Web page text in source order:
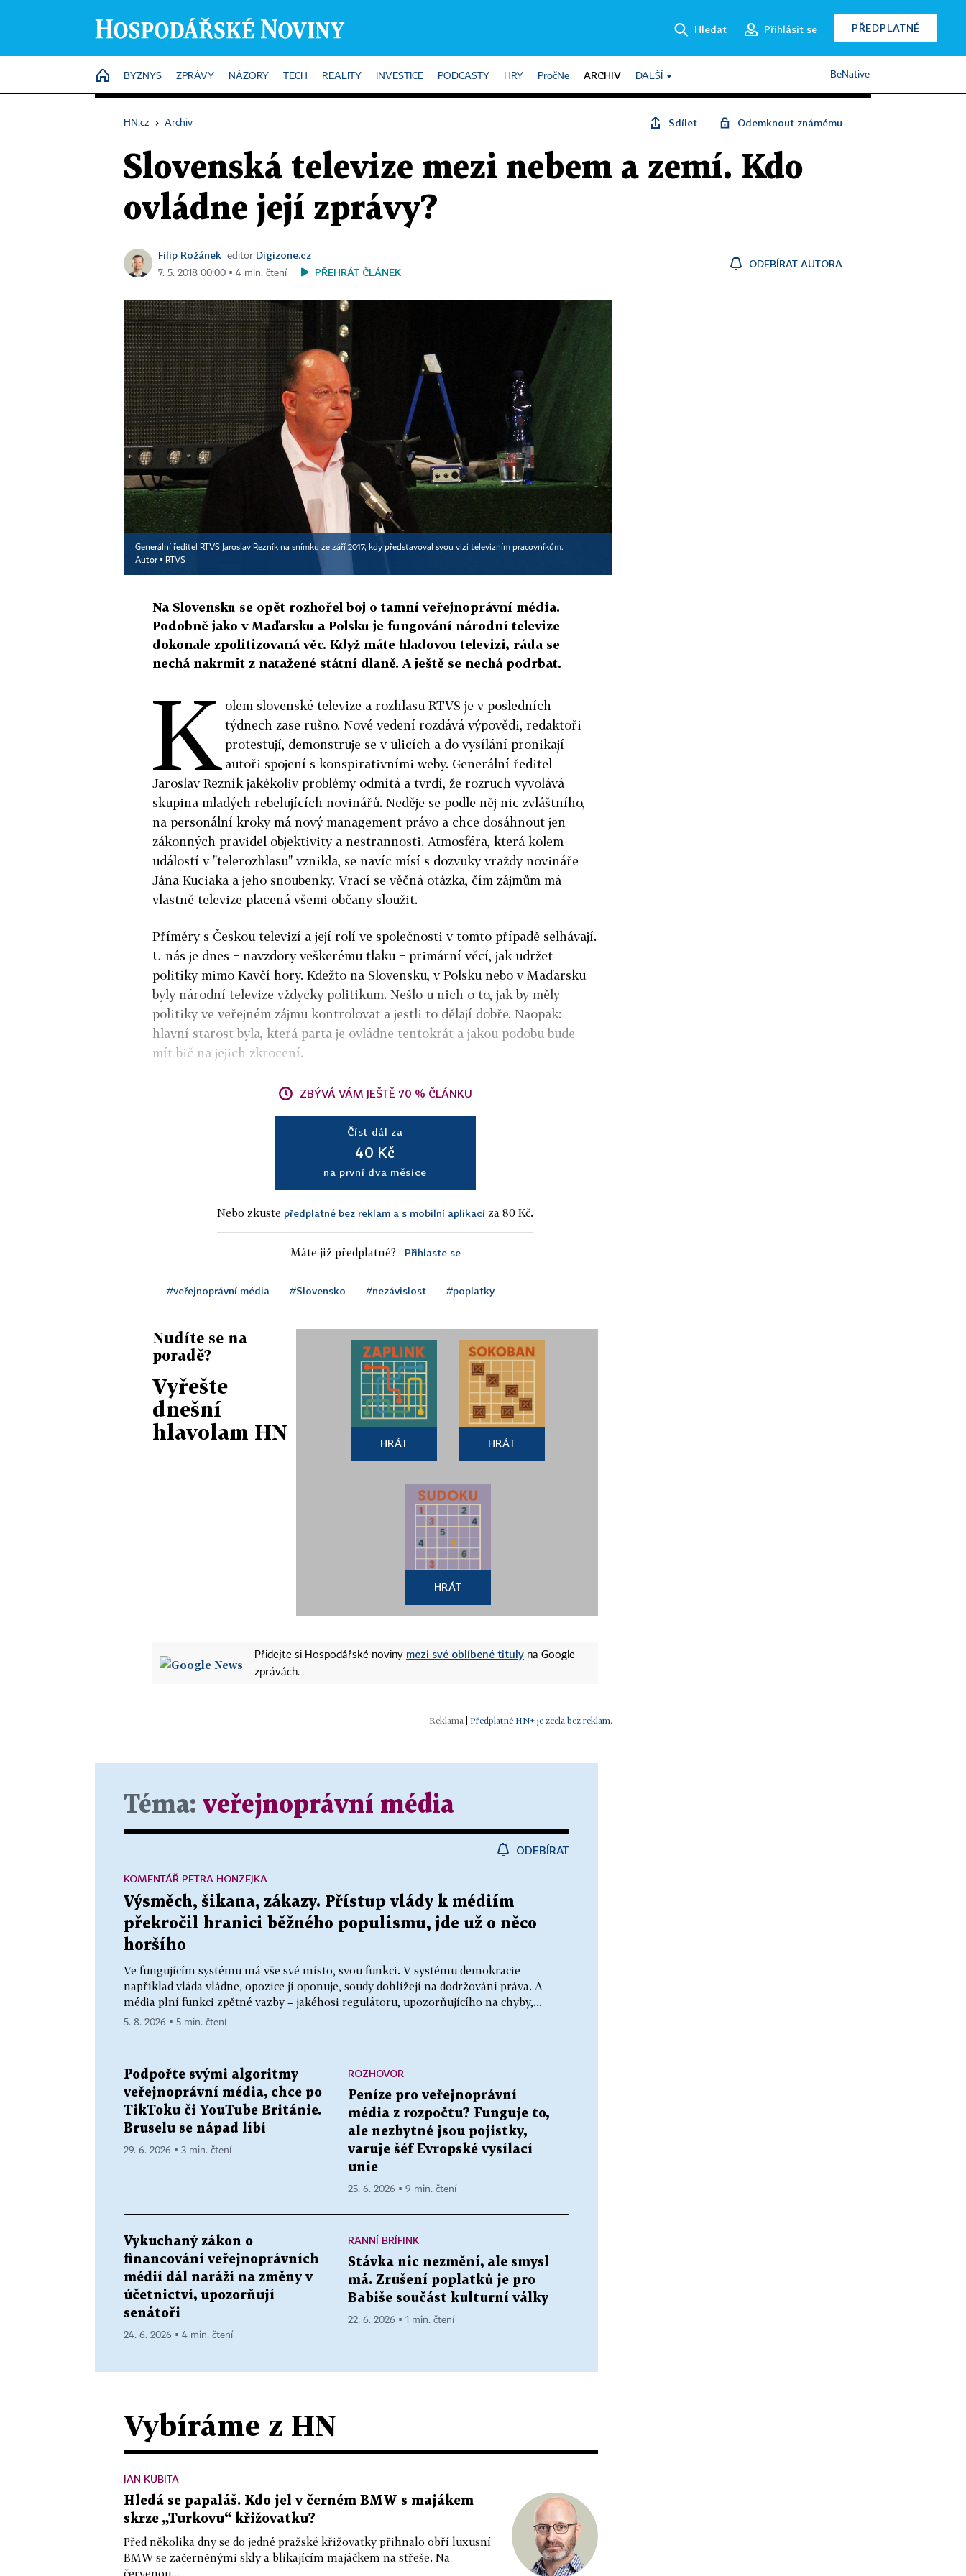
Hledat Přihlásit se PŘEDPLATNÉ
HOME
BYZNYS ZPRÁVY NÁZORY TECH REALITY INVESTICE PODCASTY HRY PročNe ARCHIV DALŠÍ BeNative
HN.cz › Archiv Sdílet Odemknout známému
Slovenská televize mezi nebem a zemí. Kdo
ovládne její zprávy?
Filip Rožánek editor Digizone.cz
7. 5. 2018 00:00 ▪ 4 min. čtení PŘEHRÁT ČLÁNEK
ODEBÍRAT AUTORA
Generální ředitel RTVS Jaroslav Rezník na snímku ze září 2017, kdy představoval svou vizi televizním pracovníkům.
Autor ▪ RTVS
Na Slovensku se opět rozhořel boj o tamní veřejnoprávní média.
Podobně jako v Maďarsku a Polsku je fungování národní televize
dokonale zpolitizovaná věc. Když máte hladovou televizi, ráda se
nechá nakrmit z natažené státní dlaně. A ještě se nechá podrbat.
K olem slovenské televize a rozhlasu RTVS je v posledních
týdnech zase rušno. Nové vedení rozdává výpovědi, redaktoři
protestují, demonstruje se v ulicích a do vysílání pronikají
autoři spojení s konspirativními weby. Generální ředitel
Jaroslav Rezník jakékoliv problémy odmítá a tvrdí, že rozruch vyvolává
skupina mladých rebelujících novinářů. Neděje se podle něj nic zvláštního,
na personální kroky má nový management právo a chce dosáhnout jen
zákonných pravidel objektivity a nestrannosti. Atmosféra, která kolem
událostí v "telerozhlasu" vznikla, se navíc mísí s dozvuky vraždy novináře
Jána Kuciaka a jeho snoubenky. Vrací se věčná otázka, čím zájmům má
vlastně televize placená všemi občany sloužit.
Příměry s Českou televizí a její rolí ve společnosti v tomto případě selhávají.
U nás je dnes − navzdory veškerému tlaku − primární věcí, jak udržet
politiky mimo Kavčí hory. Kdežto na Slovensku, v Polsku nebo v Maďarsku
byly národní televize vždycky politikum. Nešlo u nich o to, jak by měly
politiky ve veřejném zájmu kontrolovat a jestli to dělají dobře. Naopak:
hlavní starost byla, která parta je ovládne tentokrát a jakou podobu bude
mít bič na jejich zkrocení.
ZBÝVÁ VÁM JEŠTĚ 70 % ČLÁNKU
Číst dál za
40 Kč
na první dva měsíce
Nebo zkuste předplatné bez reklam a s mobilní aplikací za 80 Kč.
Máte již předplatné? Přihlaste se
#veřejnoprávní média #Slovensko #nezávislost #poplatky
Nudíte se na
poradě?
Vyřešte
dnešní
hlavolam HN
HRÁT HRÁT
HRÁT
Přidejte si Hospodářské noviny mezi své oblíbené tituly na Google
zprávách.
| Předplatné HN+ je zcela bez reklam.
Téma: veřejnoprávní média
ODEBÍRAT
Výsměch, šikana, zákazy. Přístup vlády k médiím
překročil hranici běžného populismu, jde už o něco
horšího
Ve fungujícím systému má vše své místo, svou funkci. V systému demokracie
například vláda vládne, opozice jí oponuje, soudy dohlížejí na dodržování práva. A
média plní funkci zpětné vazby – jakéhosi regulátoru, upozorňujícího na chyby,...
KOMENTÁŘ PETRA HONZEJKA
5. 8. 2026 ▪ 5 min. čtení
Podpořte svými algoritmy
veřejnoprávní média, chce po
TikToku či YouTube Británie.
Bruselu se nápad líbí
29. 6. 2026 ▪ 3 min. čtení
ROZHOVOR
Peníze pro veřejnoprávní
média z rozpočtu? Funguje to,
ale nezbytné jsou pojistky,
varuje šéf Evropské vysílací
unie
25. 6. 2026 ▪ 9 min. čtení
Vykuchaný zákon o
financování veřejnoprávních
médií dál naráží na změny v
účetnictví, upozorňují
senátoři
24. 6. 2026 ▪ 4 min. čtení
RANNÍ BRÍFINK
Stávka nic nezmění, ale smysl
má. Zrušení poplatků je pro
Babiše součást kulturní války
22. 6. 2026 ▪ 1 min. čtení
Vybíráme z HN
JAN KUBITA
Hledá se papaláš. Kdo jel v černém BMW s majákem
skrze „Turkovu“ křižovatku?
Před několika dny se do jedné pražské křižovatky přihnalo obří luxusní
BMW se začerněnými skly a blikajícím majáčkem na střeše. Na
červenou...